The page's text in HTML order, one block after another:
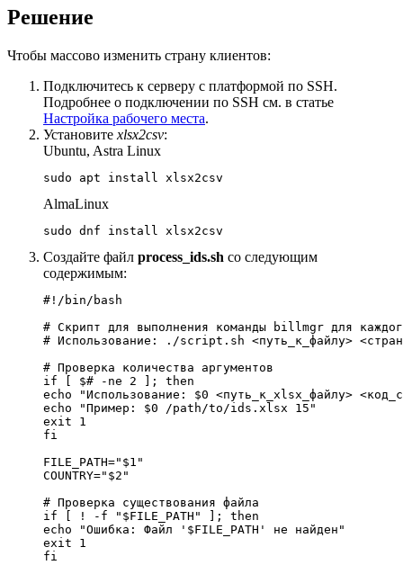
Решение
Чтобы массово изменить страну клиентов:
Подключитесь к серверу с платформой по SSH.
Подробнее о подключении по SSH см. в статье
Настройка рабочего места.
Установите xlsx2csv:
Ubuntu, Astra Linux
sudo apt install xlsx2csv
AlmaLinux
sudo dnf install xlsx2csv
Создайте файл process_ids.sh со следующим
содержимым:
#!/bin/bash
# Скрипт для выполнения команды billmgr для
# Использование: ./script.sh <путь_к_файлу>
# Проверка количества аргументов
if [ $# -ne 2 ]; then
echo "Использование: $0 <путь_к_xlsx_файлу>
echo "Пример: $0 /path/to/ids.xlsx 15"
exit 1
fi
FILE_PATH="$1"
COUNTRY="$2"
# Проверка существования файла
if [ ! -f "$FILE_PATH" ]; then
echo "Ошибка: Файл '$FILE_PATH' не найден"
exit 1
fi